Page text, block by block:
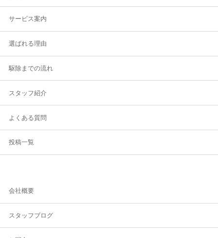
サービス案内
選ばれる理由
駆除までの流れ
スタッフ紹介
よくある質問
投稿一覧
会社概要
スタッフブログ